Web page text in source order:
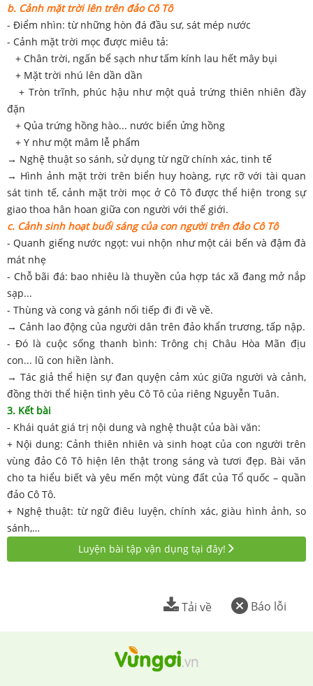
b. Cảnh mặt trời lên trên đảo Cô Tô
- Điểm nhìn: từ những hòn đá đầu sư, sát mép nước
- Cảnh mặt trời mọc được miêu tả:
+ Chân trời, ngấn bể sạch như tấm kính lau hết mây bụi
+ Mặt trời nhú lên dần dần
+ Tròn trĩnh, phúc hậu như một quả trứng thiên nhiên đầy
đặn
+ Qủa trứng hồng hào... nước biển ửng hồng
+ Y như một mâm lễ phẩm
→ Nghệ thuật so sánh, sử dụng từ ngữ chính xác, tinh tế
→ Hình ảnh mặt trời trên biển huy hoàng, rực rỡ với tài quan
sát tinh tế, cảnh mặt trời mọc ở Cô Tô được thể hiện trong sự
giao thoa hân hoan giữa con người với thế giới.
c. Cảnh sinh hoạt buổi sáng của con người trên đảo Cô Tô
- Quanh giếng nước ngọt: vui nhộn như một cái bến và đậm đà
mát nhẹ
- Chỗ bãi đá: bao nhiêu là thuyền của hợp tác xã đang mở nắp
sạp...
- Thùng và cong và gánh nối tiếp đi đi về về.
→ Cảnh lao động của người dân trên đảo khẩn trương, tấp nập.
- Đó là cuộc sống thanh bình: Trông chị Châu Hòa Mãn địu
con... lũ con hiền lành.
→ Tác giả thể hiện sự đan quyện cảm xúc giữa người và cảnh,
đồng thời thể hiện tình yêu Cô Tô của riêng Nguyễn Tuân.
3. Kết bài
- Khái quát giá trị nội dung và nghệ thuật của bài văn:
+ Nội dung: Cảnh thiên nhiên và sinh hoạt của con người trên
vùng đảo Cô Tô hiện lên thật trong sáng và tươi đẹp. Bài văn
cho ta hiểu biết và yêu mến một vùng đất của Tổ quốc – quần
đảo Cô Tô.
+ Nghệ thuật: từ ngữ điêu luyện, chính xác, giàu hình ảnh, so
sánh,…
Luyện bài tập vận dụng tại đây!
Báo lỗi
Tải về